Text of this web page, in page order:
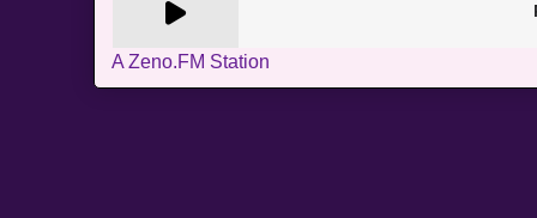
A Zeno.FM Station